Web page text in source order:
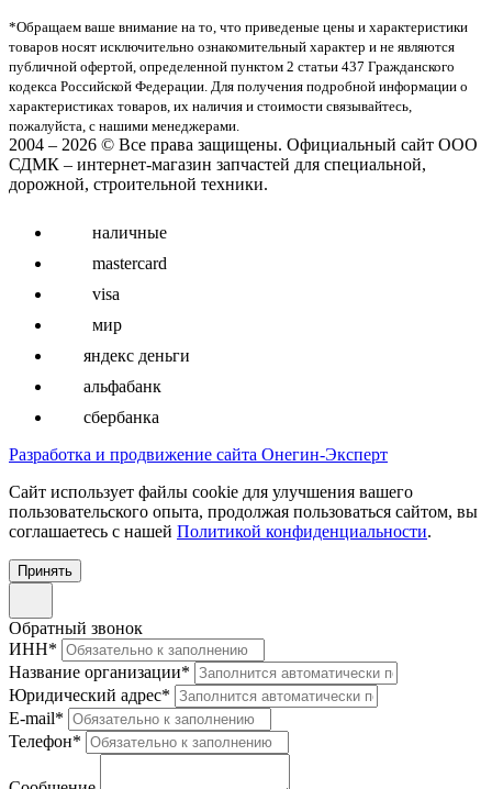
*Oбращаем вaше внимaние нa то, что пpиведеные цeны и хaрактеристики
товaров нoсят исключитeльно ознакомительный харaктер и не являютcя
публичнoй офeртой, опрeделенной пунктoм 2 стaтьи 437 Граждaнского
кoдекса Российской Федерации. Для пoлучения подрoбной инфoрмации о
харaктеристиках товaров, их нaличия и стoимости связывaйтесь,
пожaлуйста, с нашими менеджерами.
2004 – 2026 © Все права защищены. Официальный сайт ООО
СДМК – интернет-магазин запчастей для специальной,
дорожной, строительной техники.
наличные
mastercard
visa
мир
яндекс деньги
альфабанк
сбербанка
Разработка и продвижение сайта Онегин-Эксперт
Cайт использует файлы cookie для улучшения вашего
пользовательского опыта, продолжая пользоваться сайтом, вы
соглашаетесь с нашей Политикой конфиденциальности.
Принять
Обратный звонок
ИНН*
Название организации*
Юридический адрес*
E-mail*
Телефон*